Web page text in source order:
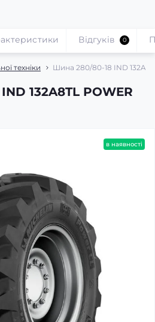
техніки Шина 280/80-18 IND
132A8TL POWER
Відгуків 0
в наявності